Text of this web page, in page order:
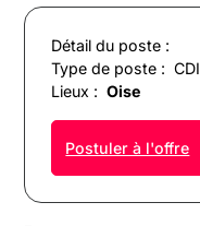
Détail du poste :
Type de poste : CDI
Lieux : Oise
Postuler à l'offre